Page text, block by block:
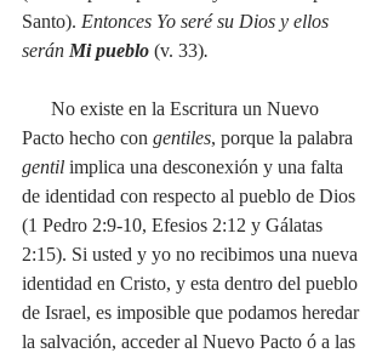
Santo). Entonces Yo seré su Dios y ellos
serán Mi pueblo (v. 33).
Pacto hecho con gentiles, porque la palabra
gentil implica una desconexión y una falta
de identidad con respecto al pueblo de Dios
(1 Pedro 2:9-10, Efesios 2:12 y Gálatas
2:15). Si usted y yo no recibimos una nueva
identidad en Cristo, y esta dentro del pueblo
de Israel, es imposible que podamos heredar
la salvación, acceder al Nuevo Pacto ó a las